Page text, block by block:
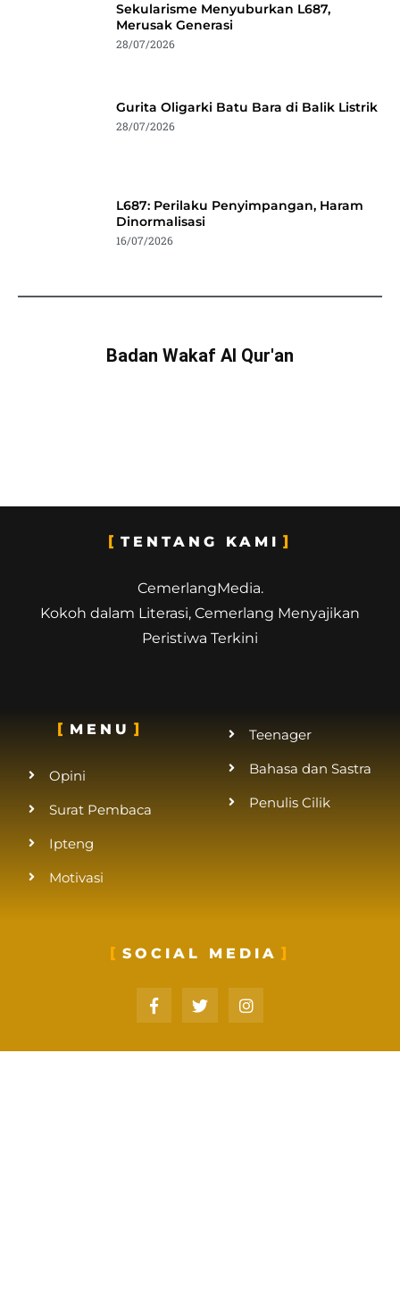
Sekularisme Menyuburkan L687,
Merusak Generasi
28/07/2026
Gurita Oligarki Batu Bara di Balik Listrik
28/07/2026
L687: Perilaku Penyimpangan, Haram
Dinormalisasi
16/07/2026
Badan Wakaf Al Qur'an
TENTANG KAMI
CemerlangMedia.
Kokoh dalam Literasi, Cemerlang Menyajikan
Peristiwa Terkini
MENU
Opini
Surat Pembaca
Ipteng
Motivasi
Teenager
Bahasa dan Sastra
Penulis Cilik
SOCIAL MEDIA